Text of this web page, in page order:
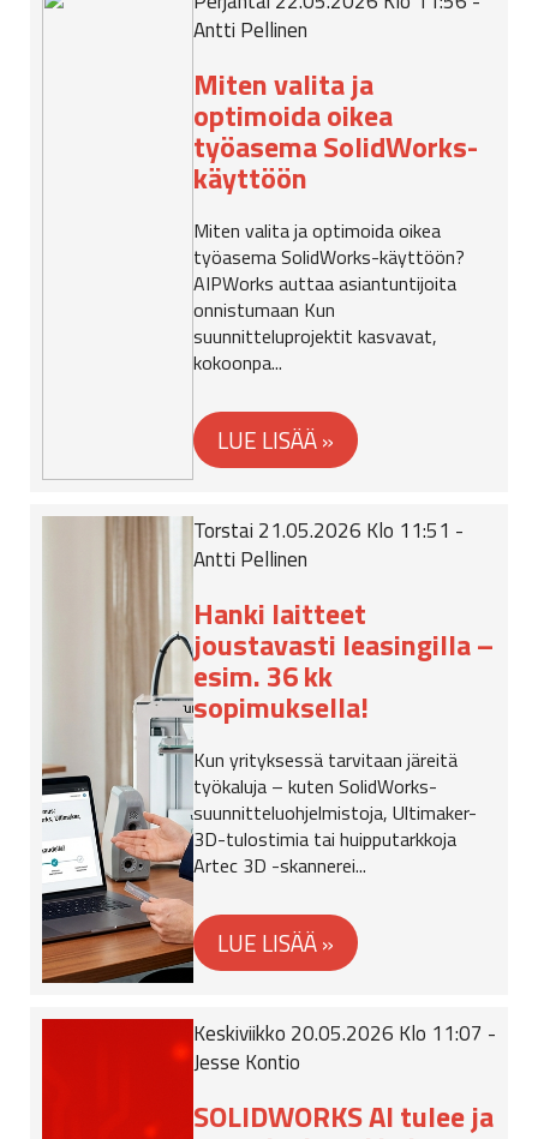
Antti Pellinen
Miten valita ja
optimoida oikea
työasema SolidWorks-
käyttöön
Miten valita ja optimoida oikea
työasema SolidWorks-käyttöön?
AIPWorks auttaa asiantuntijoita
onnistumaan Kun
suunnitteluprojektit kasvavat,
kokoonpa...
Torstai 21.05.2026 Klo 11:51 -
Antti Pellinen
Hanki laitteet
joustavasti leasingilla –
esim. 36 kk
sopimuksella!
Kun yrityksessä tarvitaan järeitä
työkaluja – kuten SolidWorks-
suunnitteluohjelmistoja, Ultimaker-
3D-tulostimia tai huipputarkkoja
Artec 3D -skannerei...
Keskiviikko 20.05.2026 Klo 11:07 -
Jesse Kontio
SOLIDWORKS AI tulee ja